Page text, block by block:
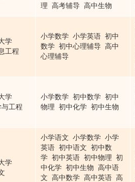
理 高考辅导 高中生物
学
工程
小学数学 小学英语 初中
数学 初中心理辅导 高中
心理辅导
学
工程
小学数学 初中数学 初中
物理 初中化学 初中生物
学
小学语文 小学数学 小学
英语 初中语文 初中数
学 初中英语 初中物理 初
中化学 初中生物 高中语
文 高中数学 高中英语 高